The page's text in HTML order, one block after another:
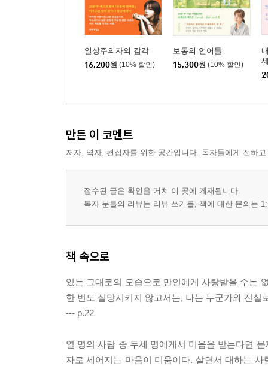
호흡 : 불안감에 빠진 나를 구원하려면
# 한쪽으로 치우치지 않는 사람
드세다. 나대다 : 사람을 주저앉히는 말에 대해
정체성 : 나의 본모습이 혼란스러울 때
한계에 부딪히다 : 또 다른 가능성과 마주하는 순간
창작하다 : 영감과 체력의 긴밀한 관계
쳇바퀴를 굴리다 : 일상의 반복이 알려주는 특별한
기특하다 : 나의 존엄을 가꾸어 나가는 일
Radio record : 나를 지켜주는 말
일상주의자의 감각
16,200원 (10% 할인)
보통의 언어들
15,300원 (10% 할인)
만든 이 코멘트
저자, 역자, 편집자를 위한 공간입니다. 독자들에게 전하
접수된 글은 확인을 거쳐 이 곳에 게재됩니다.
독자 분들의 리뷰는 리뷰 쓰기를, 책에 대한 문의는
책 속으로
있는 그대로의 모습으로 만인에게 사랑받을 수는
한 번도 실망시키지 않고서는, 나는 누군가와 진
--- p.22
열 명의 사람 중 두세 명에게서 미움을 받는다면
자로 세어지는 마음이 미움이다. 살면서 대하는